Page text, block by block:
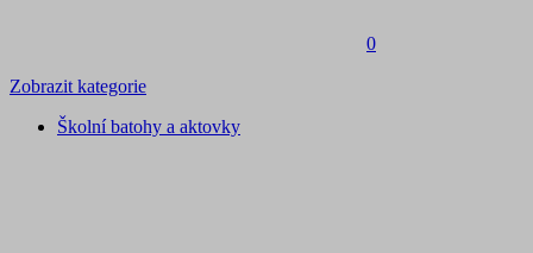
0
Zobrazit kategorie
Školní batohy a aktovky